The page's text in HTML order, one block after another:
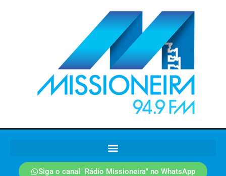
Siga o canal "Rádio Missioneira" no WhatsApp